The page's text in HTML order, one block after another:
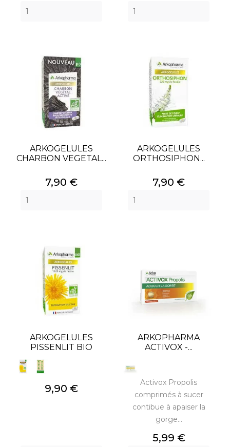
ARKOGELULES
CHARBON VEGETAL...
Prix
7,90 €
ARKOGELULES
ORTHOSIPHON...
Prix
7,90 €
ARKOGELULES
PISSENLIT BIO
Prix
9,90 €
ARKOPHARMA
ACTIVOX -...
Activox Propolis
comprimés à sucer
contibue à apaiser la
gorge...
Prix
5,99 €